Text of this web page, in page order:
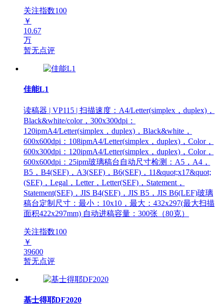
关注指数100
￥
10.67
万
暂无点评
佳能L1
读稿器 | VP115 | 扫描速度：A4/Letter(simplex，duplex)，
Black&white/color，300x300dpi：
120ipmA4/Letter(simplex，duplex)，Black&white，
600x600dpi：108ipmA4/Letter(simplex，duplex)，Color，
600x300dpi：120ipmA4/Letter(simplex，duplex)，Color，
600x600dpi：25ipm玻璃稿台自动尺寸检测：A5，A4，
B5，B4(SEF)，A3(SEF)，B6(SEF)，11&quot;x17&quot;
(SEF)，Legal，Letter，Letter(SEF)，Statement，
Statement(SEF)，JIS B4(SEF)，JIS B5，JIS B6(LEF)玻璃
稿台定制尺寸：最小：10x10，最大：432x297(最大扫描
面积422x297mm) 自动进稿容量：300张（80克）
关注指数100
￥
39600
暂无点评
基士得耶DF2020